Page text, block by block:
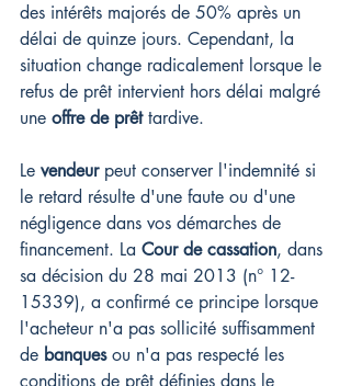
des intérêts majorés de 50% après un
délai de quinze jours. Cependant, la
situation change radicalement lorsque le
refus de prêt intervient hors délai malgré
une offre de prêt tardive.
Le vendeur peut conserver l'indemnité si
le retard résulte d'une faute ou d'une
négligence dans vos démarches de
financement. La Cour de cassation, dans
sa décision du 28 mai 2013 (n° 12-
15339), a confirmé ce principe lorsque
l'acheteur n'a pas sollicité suffisamment
de banques ou n'a pas respecté les
conditions de prêt définies dans le